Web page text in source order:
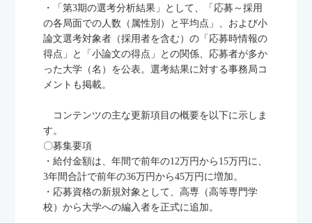
・「第3期の選考分析結果」として、「応募～採用
の各局面での人数（属性別）と平均点」、および小
論文選考対象者（採用者を含む）の「応募時情報の
得点」と「小論文の得点」との関係、応募者が多か
った大学（名）を公表。選考結果に対する事務局コ
メントも掲載。
コンテンツの主な更新項目の概要を以下に示しま
す。
〇募集要項
・給付金額は、年間で前年の12万円から15万円に、
3年間合計で前年の36万円から45万円に増加。
・応募資格の新規対象として、高専（高等専門学
校）から大学への編入者を正式に追加。